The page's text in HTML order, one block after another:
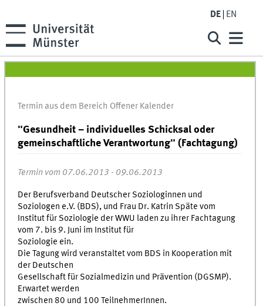
DE EN
Termin aus dem Bereich Offener Kalender
"Gesundheit – individuelles Schicksal oder
gemeinschaftliche Verantwortung" (Fachtagung)
Termin vom 07.06.2013 - 09.06.2013
Der Berufsverband Deutscher Soziologinnen und
Soziologen e.V. (BDS), und Frau Dr. Katrin Späte vom
Institut für Soziologie der WWU laden zu ihrer Fachtagung
vom 7. bis 9. Juni im Institut für
Soziologie ein.
Die Tagung wird veranstaltet vom BDS in Kooperation mit
der Deutschen
Gesellschaft für Sozialmedizin und Prävention (DGSMP).
Erwartet werden
zwischen 80 und 100 TeilnehmerInnen.